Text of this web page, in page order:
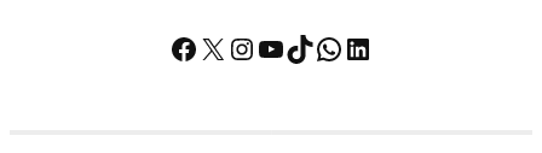
Facebook
X Instagram
YouTube
TikTok
WhatsApp
LinkedIn